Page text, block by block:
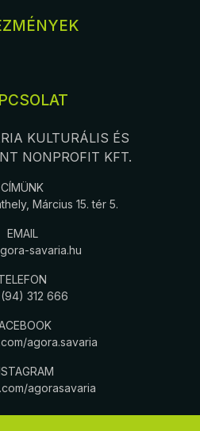
KULTURÁLIS ÉS
NONPROFIT KFT.
CÍMÜNK
Március 15. tér 5.
EMAIL
savaria.hu
312 666
agora.savaria
agorasavaria